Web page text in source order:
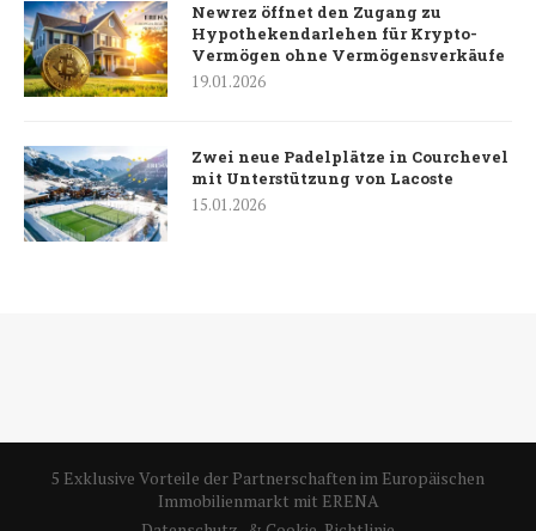
Newrez öffnet den Zugang zu
Hypothekendarlehen für Krypto-
Vermögen ohne Vermögensverkäufe
19.01.2026
Zwei neue Padelplätze in Courchevel
mit Unterstützung von Lacoste
15.01.2026
5 Exklusive Vorteile der Partnerschaften im Europäischen
Immobilienmarkt mit ERENA